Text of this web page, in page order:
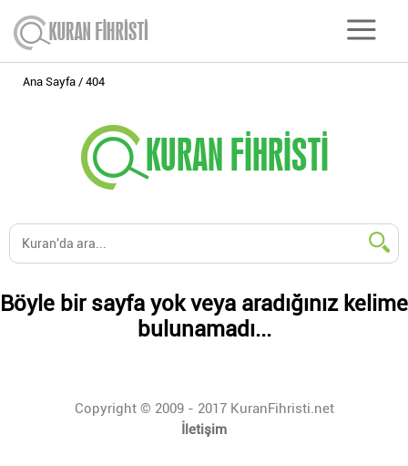
Ana Sayfa 404
Böyle bir sayfa yok veya aradığınız kelime
bulunamadı...
Copyright © 2009 - 2017 KuranFihristi.net
İletişim